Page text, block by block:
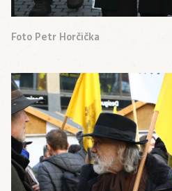
Foto Petr Horčička